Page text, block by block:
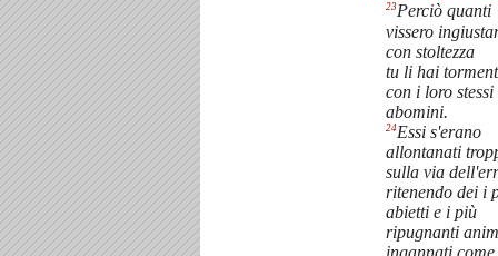
23Perciò quanti
vissero
con stoltezza
tu li hai
con i loro stessi
abomini.
24Essi s'erano
allontanati
sulla via
ritenendo dei i
abietti e i più
ripugnanti
ingannati come